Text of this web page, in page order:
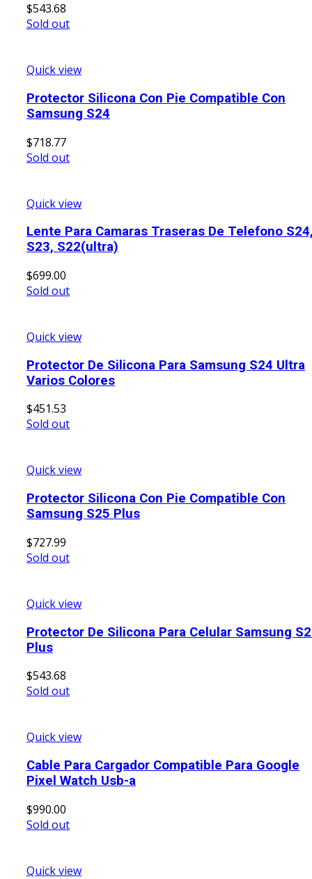
$543.68
Sold out
Quick view
Protector Silicona Con Pie Compatible Con
Samsung S24
$718.77
Sold out
Quick view
Lente Para Camaras Traseras De Telefono
S23, S22(ultra)
$699.00
Sold out
Quick view
Protector De Silicona Para Samsung S24 Ultra
Varios Colores
$451.53
Sold out
Quick view
Protector Silicona Con Pie Compatible Con
Samsung S25 Plus
$727.99
Sold out
Quick view
Protector De Silicona Para Celular Samsung
Plus
$543.68
Sold out
Quick view
Cable Para Cargador Compatible Para Google
Pixel Watch Usb-a
$990.00
Sold out
Quick view